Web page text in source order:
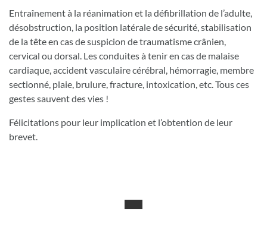
Entraînement à la réanimation et la défibrillation de l’adulte,
désobstruction, la position latérale de sécurité, stabilisation
de la tête en cas de suspicion de traumatisme crânien,
cervical ou dorsal. Les conduites à tenir en cas de malaise
cardiaque, accident vasculaire cérébral, hémorragie, membre
sectionné, plaie, brulure, fracture, intoxication, etc. Tous ces
gestes sauvent des vies !
Félicitations pour leur implication et l’obtention de leur
brevet.